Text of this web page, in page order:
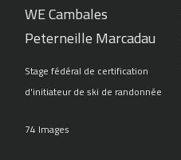
WE Cambales
Peterneille Marcadau
Stage fédéral de certification
d'initiateur de ski de randonnée
74 Images